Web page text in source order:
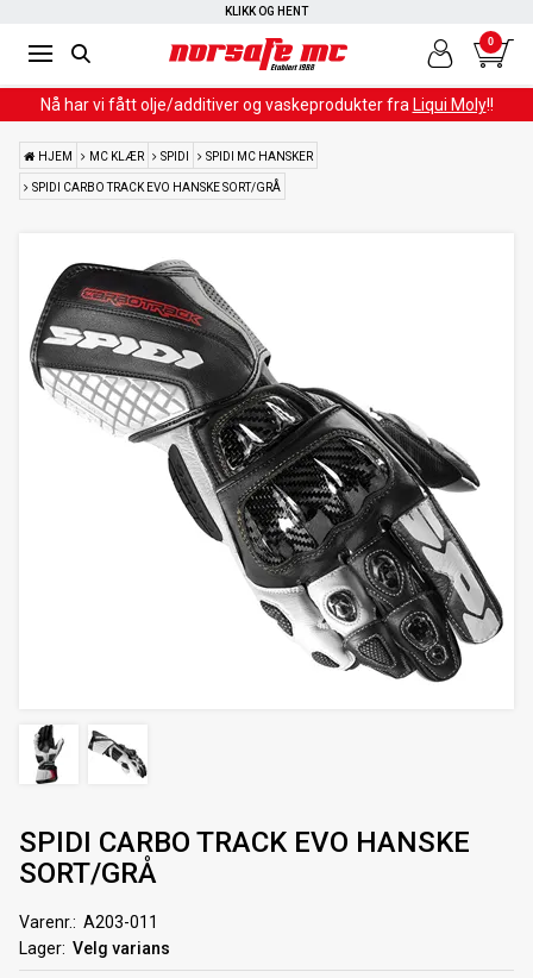
KLIKK OG HENT
0
Nå har vi fått olje/additiver og vaskeprodukter fra Liqui Moly!!
HJEM MC KLÆR SPIDI SPIDI MC HANSKER
SPIDI CARBO TRACK EVO HANSKE SORT/GRÅ
SPIDI CARBO TRACK EVO HANSKE
SORT/GRÅ
Varenr.
A203-011
Lager Velg varians